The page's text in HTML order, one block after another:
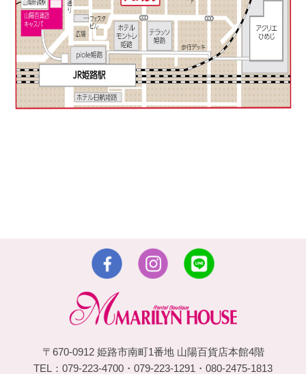
〒670-0912 姫路市南町1番地 山陽百貨店本館4階
TEL：079-223-4700・079-223-1291・080-2475-1813